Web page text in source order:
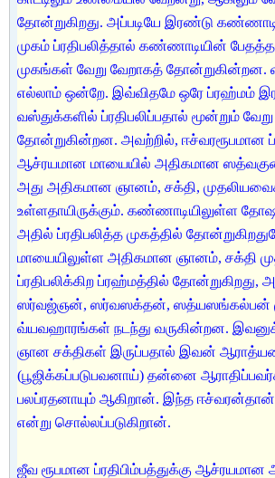
தோன்றுகிறது. அப்படியே இரண்டு
முகம் ப்ரதிபலித்தால் கண்ணாடியின்
முகங்கள் வேறு வேறாகத் தோன்றுகின்றன.
எல்லாம் ஒன்றே. இவ்விதமே ஒரே ப்ரஹ்மம்
வஸ்துக்களில் ப்ரதிபலிப்பதால் மூன்றும்
தோன்றுகின்றன. அவற்றில், ஈச்வரரூபமான
ஆச்ரயமான மாயையில் அதிகமான
அது அதிகமான ஞானம், சக்தி,
உள்ளதாயிருக்கும். கண்ணாடியிலுள்ள
அதில் ப்ரதிபலித்த முகத்தில்
மாயையிலுள்ள அதிகமான ஞானம், சக்தி
ப்ரதிபலிக்கிற ப்ரஹ்மத்தில்
ஸர்வஜ்ஞன், ஸர்வஸக்தன், ஸத்யஸங்கல்பன்
வ்யவஹாரங்கள் நடந்து வருகின்றன.
ஞான சக்திகள் இருப்பதால் இவன்
(பூஜிக்கப்படுபவனாய்) தன்னை
பலப்ரதனாயும் ஆகிறான். இந்த
என்று சொல்லப்படுகிறான்.
ஜீவ ரூபமான ப்ரதிபிம்பத்துக்கு